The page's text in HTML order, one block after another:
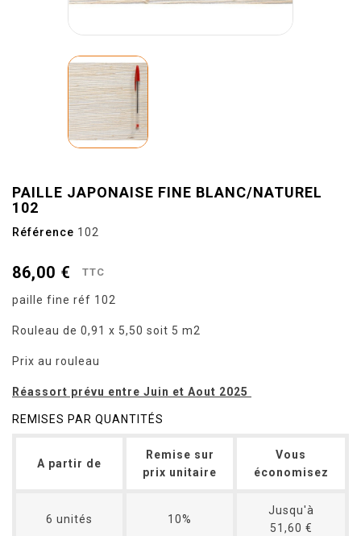
PAILLE JAPONAISE FINE BLANC/NATUREL
102
Référence 102
86,00 € TTC
paille fine réf 102
Rouleau de 0,91 x 5,50 soit 5 m2
Prix au rouleau
Réassort prévu entre Juin et Aout 2025
REMISES PAR QUANTITÉS
A partir de
Remise sur
prix unitaire
Vous
économisez
6 unités 10%
Jusqu'à
51,60 €